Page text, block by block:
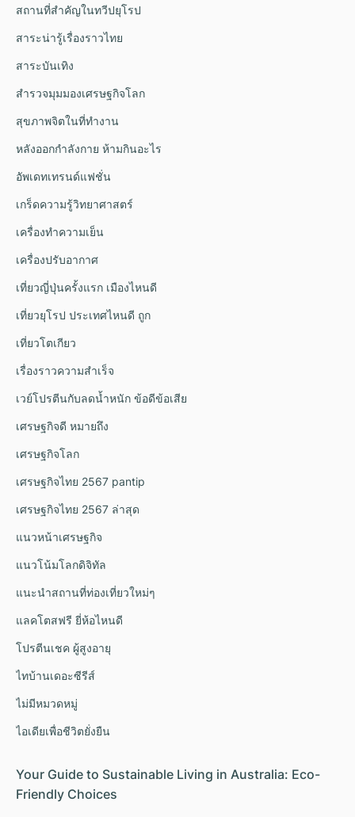
สถานที่สำคัญในทวีปยุโรป
สาระน่ารู้เรื่องราวไทย
สาระบันเทิง
สำรวจมุมมองเศรษฐกิจโลก
สุขภาพจิตในที่ทำงาน
หลังออกกําลังกาย ห้ามกินอะไร
อัพเดทเทรนด์แฟชั่น
เกร็ดความรู้วิทยาศาสตร์
เครื่องทำความเย็น
เครื่องปรับอากาศ
เที่ยวญี่ปุ่นครั้งแรก เมืองไหนดี
เที่ยวยุโรป ประเทศไหนดี ถูก
เที่ยวโตเกียว
เรื่องราวความสำเร็จ
เวย์โปรตีนกับลดน้ำหนัก ข้อดีข้อเสีย
เศรษฐกิจดี หมายถึง
เศรษฐกิจโลก
เศรษฐกิจไทย 2567 pantip
เศรษฐกิจไทย 2567 ล่าสุด
แนวหน้าเศรษฐกิจ
แนวโน้มโลกดิจิทัล
แนะนำสถานที่ท่องเที่ยวใหม่ๆ
แลคโตสฟรี ยี่ห้อไหนดี
โปรตีนเชค ผู้สูงอายุ
ไทบ้านเดอะซีรีส์
ไม่มีหมวดหมู่
ไอเดียเพื่อชีวิตยั่งยืน
Your Guide to Sustainable Living in Australia: Eco-
Friendly Choices